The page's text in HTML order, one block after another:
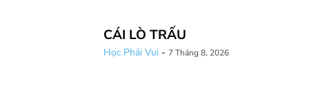
CÁI LÒ TRẤU
Học Phải Vui - 7 Tháng 8, 2026